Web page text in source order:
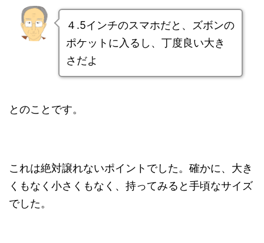
４.5インチのスマホだと、ズボンの
ポケットに入るし、丁度良い大き
さだよ
とのことです。
これは絶対譲れないポイントでした。確かに、大き
くもなく小さくもなく、持ってみると手頃なサイズ
でした。